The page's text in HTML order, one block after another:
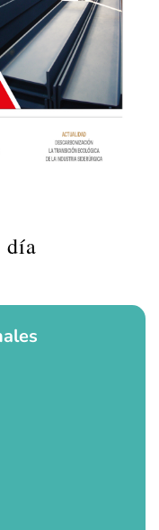
día